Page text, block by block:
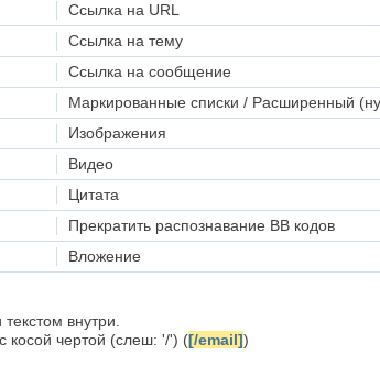
Ссылка на URL
Ссылка на тему
Ссылка на сообщение
Маркированные списки / Расширенный
Изображения
Видео
Цитата
Прекратить распознавание BB кодов
Вложение
внутри.
косой чертой (слеш: '/') ([/email])